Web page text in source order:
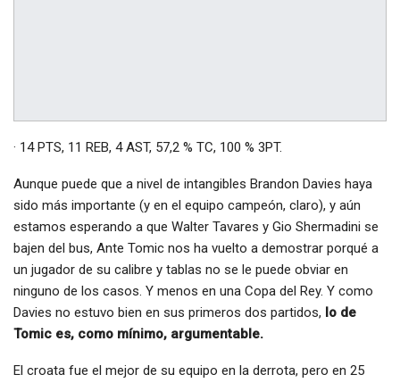
· 14 PTS, 11 REB, 4 AST, 57,2 % TC, 100 % 3PT.
Aunque puede que a nivel de intangibles Brandon Davies haya
sido más importante (y en el equipo campeón, claro), y aún
estamos esperando a que Walter Tavares y Gio Shermadini se
bajen del bus, Ante Tomic nos ha vuelto a demostrar porqué a
un jugador de su calibre y tablas no se le puede obviar en
ninguno de los casos. Y menos en una Copa del Rey. Y como
Davies no estuvo bien en sus primeros dos partidos, lo de
Tomic es, como mínimo, argumentable.
El croata fue el mejor de su equipo en la derrota, pero en 25